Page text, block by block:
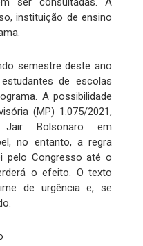
instituição de ensino
semestre deste ano
de escolas
A possibilidade
(MP) 1.075/2021,
Jair Bolsonaro em
no entanto, a regra
pelo Congresso até o
o efeito. O texto
de urgência e, se